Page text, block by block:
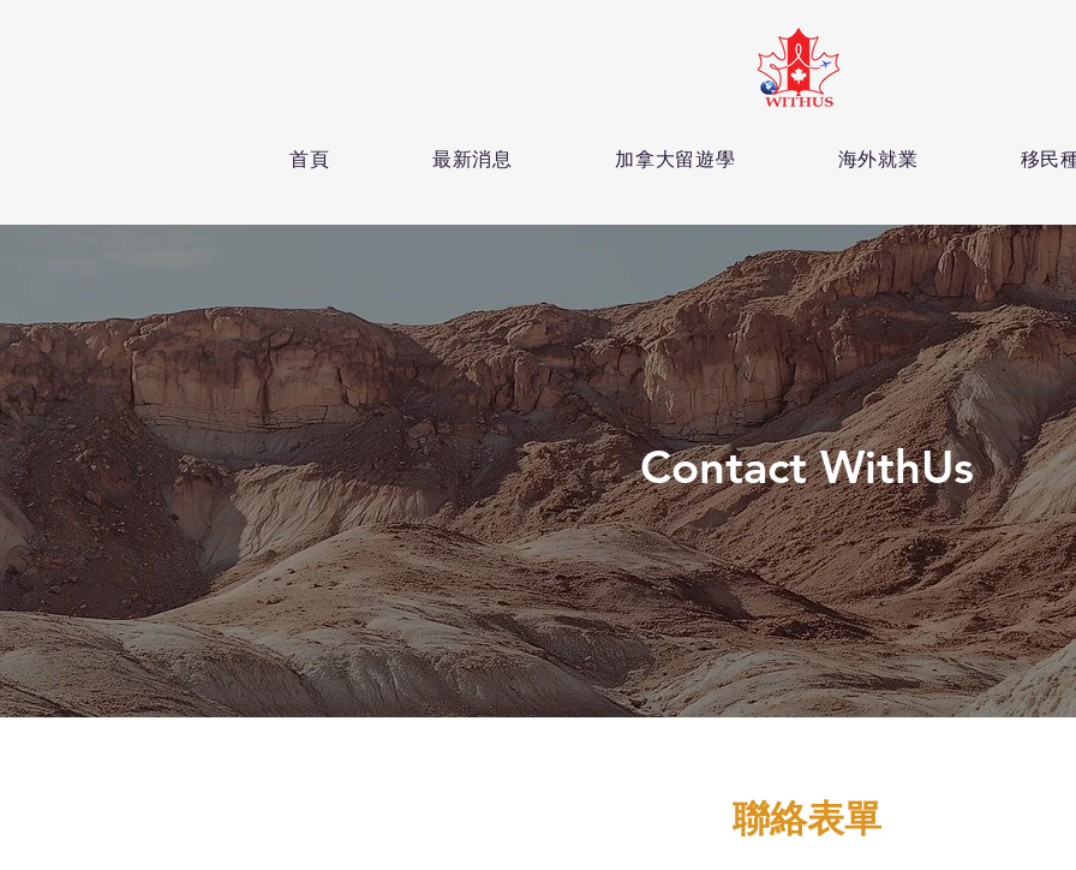
首頁 最新消息 加拿大留遊學 海外就業 移民
Contact WithUs
聯絡表單